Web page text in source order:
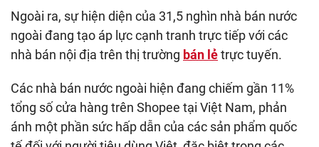
Ngoài ra, sự hiện diện của 31,5 nghìn nhà bán nước
ngoài đang tạo áp lực cạnh tranh trực tiếp với các
nhà bán nội địa trên thị trường bán lẻtrực tuyến.
Các nhà bán nước ngoài hiện đang chiếm gần 11%
tổng số cửa hàng trên Shopee tại Việt Nam, phản
ánh một phần sức hấp dẫn của các sản phẩm quốc